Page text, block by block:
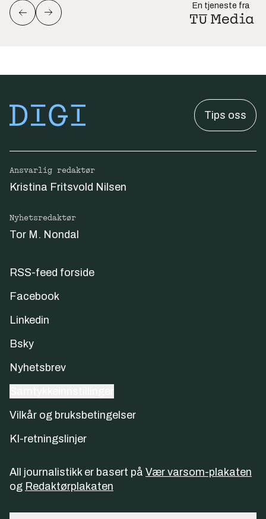
En tjeneste fra
Tips oss
Ansvarlig redaktør
Kristina Fritsvold Nilsen
Nyhetsredaktør
Tor M. Nondal
RSS-feed forside
Facebook
Linkedin
Bsky
Nyhetsbrev
Vilkår og bruksbetingelser
KI-retningslinjer
All journalistikk er basert på Vær varsom-plakaten
og Redaktørplakaten